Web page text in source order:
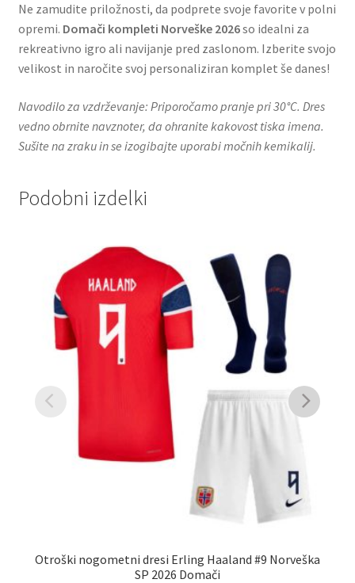
Ne zamudite priložnosti, da podprete svoje favorite v polni
opremi. Domači kompleti Norveške 2026so idealni za
rekreativno igro ali navijanje pred zaslonom. Izberite svojo
velikost in naročite svoj personaliziran komplet še danes!
Navodilo za vzdrževanje: Priporočamo pranje pri 30°C. Dres
vedno obrnite navznoter, da ohranite kakovost tiska imena.
Sušite na zraku in se izogibajte uporabi močnih kemikalij.
Podobni izdelki
Otroški nogometni dresi Erling Haaland #9 Norveška
SP 2026 Domači